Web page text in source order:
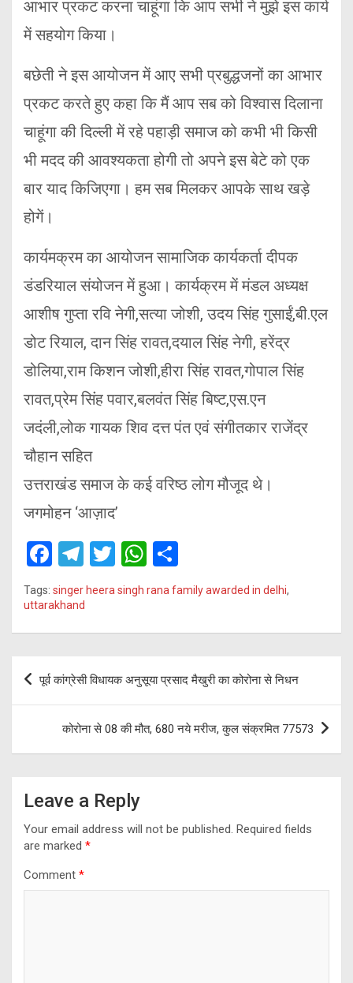
आभार प्रकट करना चाहूंगा कि आप सभी ने मुझे इस कार्य
में सहयोग किया।
बछेती ने इस आयोजन में आए सभी प्रबुद्धजनों का आभार
प्रकट करते हुए कहा कि मैं आप सब को विश्वास दिलाना
चाहूंगा की दिल्ली में रहे पहाड़ी समाज को कभी भी किसी
भी मदद की आवश्यकता होगी तो अपने इस बेटे को एक
बार याद किजिएगा। हम सब मिलकर आपके साथ खड़े
होगें।
कार्यमक्रम का आयोजन सामाजिक कार्यकर्ता दीपक
डंडरियाल संयोजन में हुआ। कार्यक्रम में मंडल अध्यक्ष
आशीष गुप्ता रवि नेगी,सत्या जोशी, उदय सिंह गुसाईं,बी.एल
डोट रियाल, दान सिंह रावत,दयाल सिंह नेगी, हरेंद्र
डोलिया,राम किशन जोशी,हीरा सिंह रावत,गोपाल सिंह
रावत,प्रेम सिंह पवार,बलवंत सिंह बिष्ट,एस.एन
जदंली,लोक गायक शिव दत्त पंत एवं संगीतकार राजेंद्र
चौहान सहित
उत्तराखंड समाज के कई वरिष्ठ लोग मौजूद थे।
जगमोहन ‘आज़ाद’
F
a
ce
b
o
k
T
el
e
gr
m
T
wi
tt
er
W
at
s
p
p
ar
e
Tags: singer heera singh rana family awarded in delhi,
uttarakhand
Post
navigation
पूर्व कांग्रेसी विधायक अनुसूया प्रसाद मैखुरी का कोरोना से निधन
कोरोना से 08 की मौत, 680 नये मरीज, कुल संक्रमित 77573
Leave a Reply
Your email address will not be published. Required fields
are marked *
Comment *